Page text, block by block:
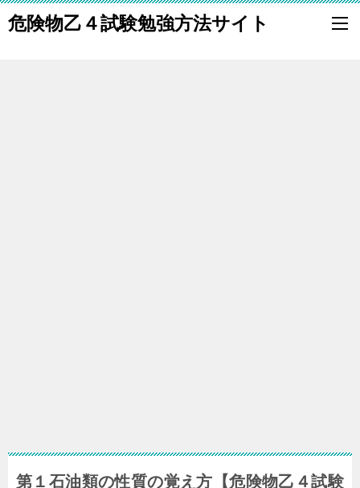
危険物乙４試験勉強方法サイト
第１石油類の性質の覚え方【危険物乙４試験